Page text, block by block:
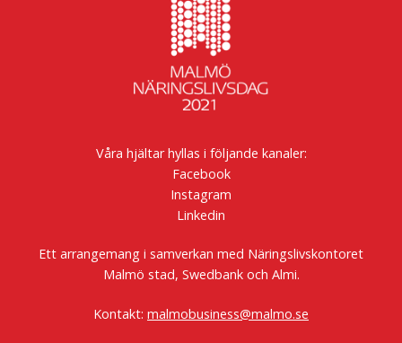
Våra hjältar hyllas i följande kanaler:
Facebook
Instagram
Linkedin
Ett arrangemang i samverkan med Näringslivskontoret
Malmö stad, Swedbank och Almi.
Kontakt: malmobusiness@malmo.se